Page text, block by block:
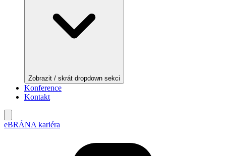
Zobrazit / skrát dropdown sekci
Konference
Kontakt
eBRÁNA kariéra